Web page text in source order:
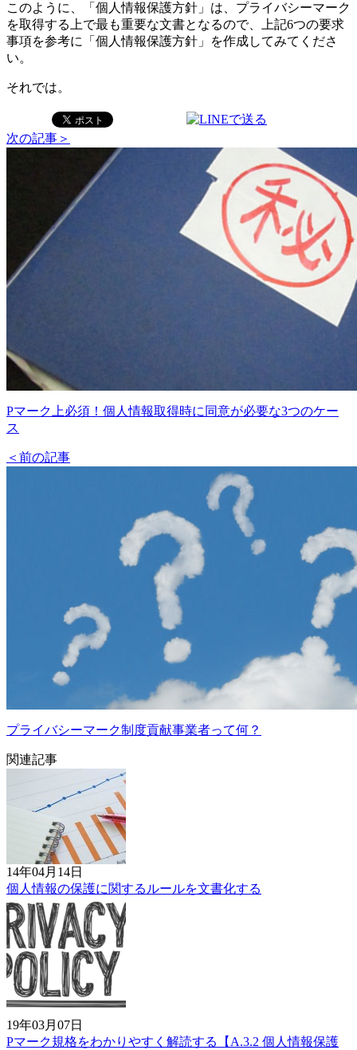
このように、「個人情報保護方針」は、プライバシーマーク
を取得する上で最も重要な文書となるので、上記6つの要求
事項を参考に「個人情報保護方針」を作成してみてくださ
い。
それでは。
次の記事＞
Pマーク上必須！個人情報取得時に同意が必要な3つのケー
ス
＜前の記事
プライバシーマーク制度貢献事業者って何？
関連記事
14年04月14日
個人情報の保護に関するルールを文書化する
19年03月07日
Pマーク規格をわかりやすく解読する【A.3.2 個人情報保護